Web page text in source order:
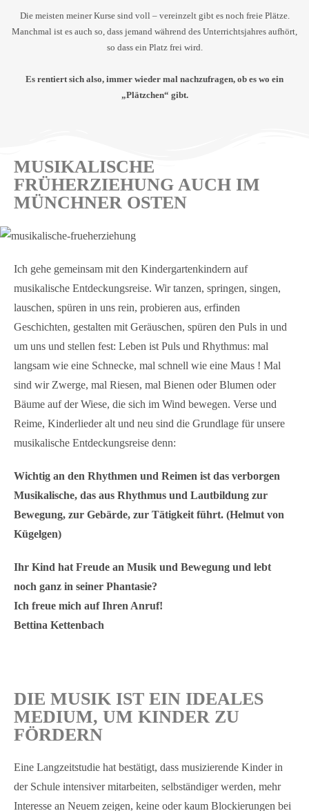
Die meisten meiner Kurse sind voll – vereinzelt gibt es noch freie Plätze.
Manchmal ist es auch so, dass jemand während des Unterrichtsjahres aufhört,
so dass ein Platz frei wird.
Es rentiert sich also, immer wieder mal nachzufragen, ob es wo ein
„Plätzchen“ gibt.
MUSIKALISCHE
FRÜHERZIEHUNG AUCH IM
MÜNCHNER OSTEN
Ich gehe gemeinsam mit den Kindergartenkindern auf
musikalische Entdeckungsreise. Wir tanzen, springen, singen,
lauschen, spüren in uns rein, probieren aus, erfinden
Geschichten, gestalten mit Geräuschen, spüren den Puls in und
um uns und stellen fest: Leben ist Puls und Rhythmus: mal
langsam wie eine Schnecke, mal schnell wie eine Maus ! Mal
sind wir Zwerge, mal Riesen, mal Bienen oder Blumen oder
Bäume auf der Wiese, die sich im Wind bewegen. Verse und
Reime, Kinderlieder alt und neu sind die Grundlage für unsere
musikalische Entdeckungsreise denn:
Wichtig an den Rhythmen und Reimen ist das verborgen
Musikalische, das aus Rhythmus und Lautbildung zur
Bewegung, zur Gebärde, zur Tätigkeit führt. (Helmut von
Kügelgen)
Ihr Kind hat Freude an Musik und Bewegung und lebt
noch ganz in seiner Phantasie?
Ich freue mich auf Ihren Anruf!
Bettina Kettenbach
DIE MUSIK IST EIN IDEALES
MEDIUM, UM KINDER ZU
FÖRDERN
Eine Langzeitstudie hat bestätigt, dass musizierende Kinder in
der Schule intensiver mitarbeiten, selbständiger werden, mehr
Interesse an Neuem zeigen, keine oder kaum Blockierungen bei